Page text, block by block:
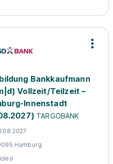
Bankkaufmann
Vollzeit/Teilzeit –
Innenstadt
TARGOBANK
Hamburg